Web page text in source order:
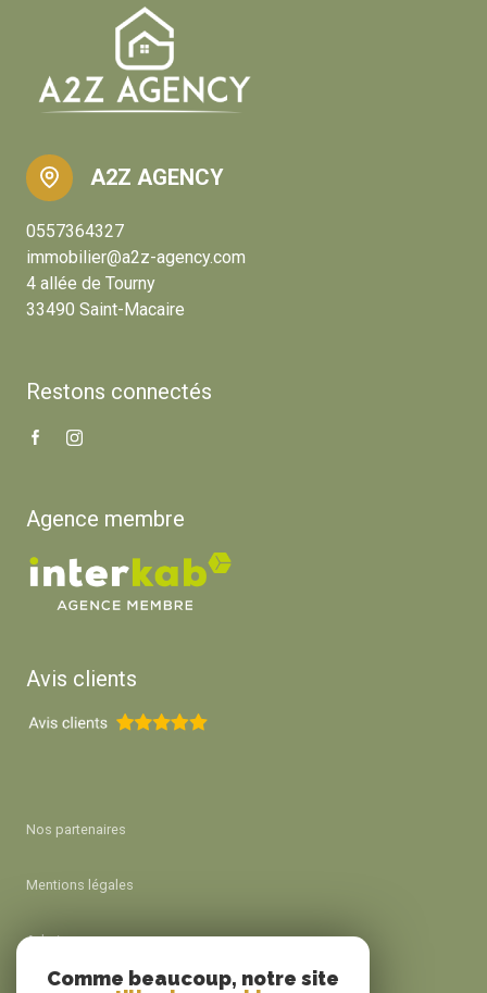
A2Z AGENCY
0557364327
immobilier@a2z-agency.com
4 allée de Tourny
33490 Saint-Macaire
Restons connectés
Agence membre
Avis clients
Nos partenaires
Mentions légales
Admin
Comme beaucoup, notre site